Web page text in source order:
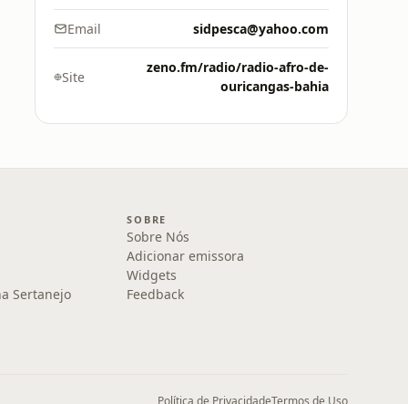
Email sidpesca@yahoo.com
Site
zeno.fm/radio/radio-afro-de-
ouricangas-bahia
Sertanejo
SOBRE
Sobre Nós
Adicionar emissora
Widgets
Feedback
Política de PrivacidadeTermos de Uso